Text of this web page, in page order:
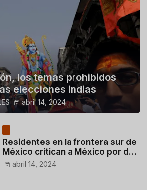
los temas prohibidos
elecciones indias
abril 14, 2024
Residentes en la frontera sur de
México critican a México por dar
110 dólares a migrantes
deportados
abril 14, 2024